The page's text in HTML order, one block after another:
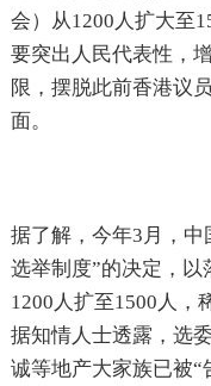
会）从1200人扩大至
要突出人民代表性，
限，摆脱此前香港议
面。
据了解，今年3月，
选举制度”的决定，以
1200人扩至1500人，
据知情人士透露，选
诚等地产大家族已被“